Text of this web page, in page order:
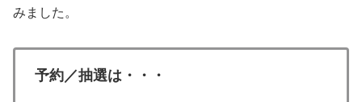
みました。
予約／抽選は・・・